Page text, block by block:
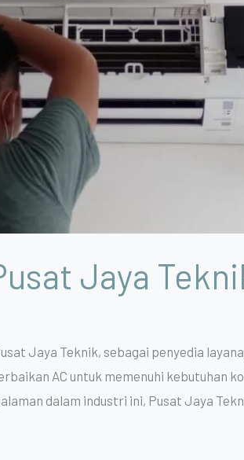
Jaya
Jaya Teknik, sebagai penyedia
AC untuk memenuhi kebutuhan
dalam industri ini, Pusat Jaya